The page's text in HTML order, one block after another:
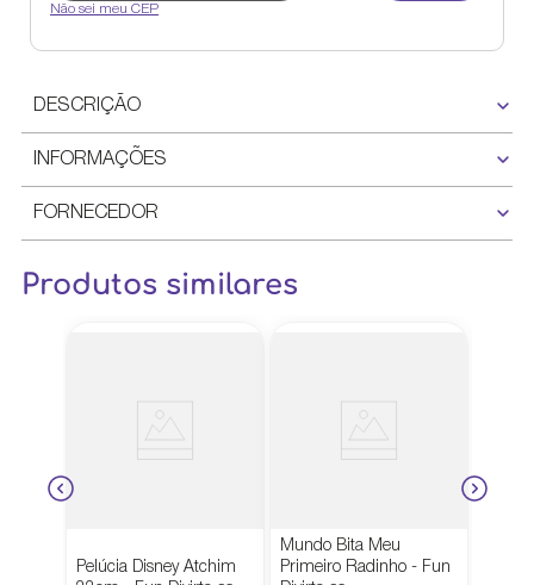
Não sei meu CEP
DESCRIÇÃO
INFORMAÇÕES
FORNECEDOR
Produtos similares
Pelúcia Disney Atchim
Mundo Bita Meu
Primeiro Radinho - Fun